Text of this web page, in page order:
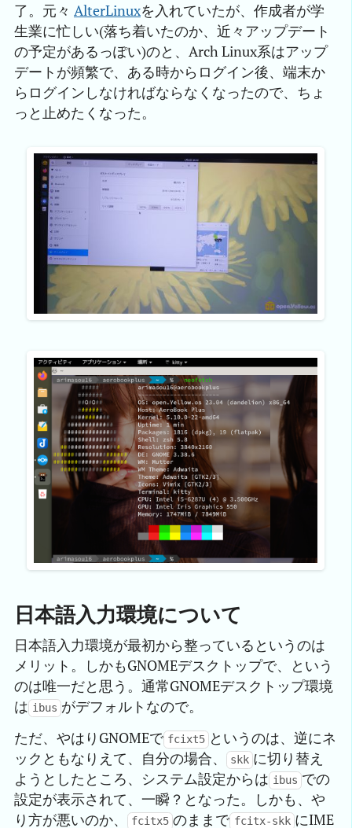
了。元々 AlterLinuxを入れていたが、作成者が学
生業に忙しい(落ち着いたのか、近々アップデート
の予定があるっぽい)のと、Arch Linux系はアップ
デートが頻繁で、ある時からログイン後、端末か
らログインしなければならなくなったので、ちょ
っと止めたくなった。
日本語入力環境について
日本語入力環境が最初から整っているというのは
メリット。しかもGNOMEデスクトップで、という
のは唯一だと思う。通常GNOMEデスクトップ環境
は ibus がデフォルトなので。
ただ、やはりGNOMEで fcixt5 というのは、逆にネ
ックともなりえて、自分の場合、
skk に切り替え
ようとしたところ、システム設定からは ibus での
設定が表示されて、一瞬？となった。しかも、や
り方が悪いのか、
fcitx5 のままで fcitx-skk にIME